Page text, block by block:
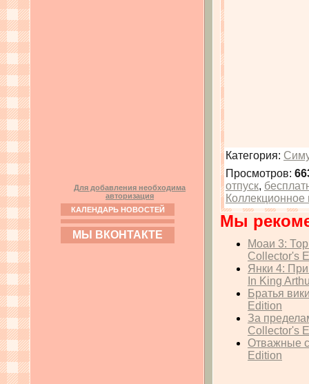
Для добавления необходима
авторизация
КАЛЕНДАРЬ НОВОСТЕЙ
МЫ ВКОНТАКТЕ
Категория:
Просмотров:
отпуск,
Коллекционное
Мы
Моаи 3:
Collector's
Янки 4:
In King
Братья
Edition
За
Collector's
Отважные
Edition